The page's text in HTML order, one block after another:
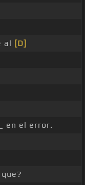
al [D]
_ en el error.